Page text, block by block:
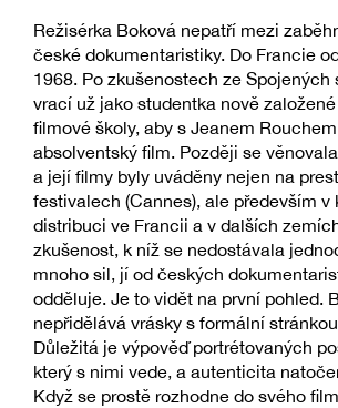
Režisérka Boková nepatří mezi
české dokumentaristiky. Do Francie
1968. Po zkušenostech ze Spojených
vrací už jako studentka nově
filmové školy, aby s Jeanem
absolventský film. Později se
a její filmy byly uváděny nejen na
festivalech (Cannes), ale především v
distribuci ve Francii a v dalších
zkušenost, k níž se nedostávala
mnoho sil, jí od českých
odděluje. Je to vidět na první pohled.
nepřidělává vrásky s formální
Důležitá je výpověď portrétovaných
který s nimi vede, a autenticita
Když se prostě rozhodne do svého